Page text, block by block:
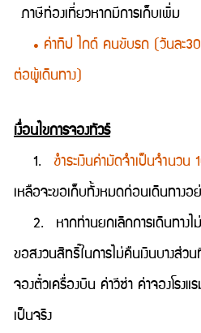
ภาษีท่องเที่ยวหากมีการเก็บเพิ่ม
• ค่าทิป ไกด์ คนขับรถ (วันละ
ต่อผู้เดินทาง)
เงื่อนไขการจองทัวร์
1. ชำระเงินค่ามัดจำเป็นจำนว
เหลือจะขอเก็บทั้งหมดก่อนเดินทาง
2. หากท่านยกเลิกการเดินทาง
ขอสงวนสิทธิ์ในการไม่คืนเงินบางส่ว
จองตั๋วเครื่องบิน ค่าวีซ่า ค่าจองโรง
เป็นจริง